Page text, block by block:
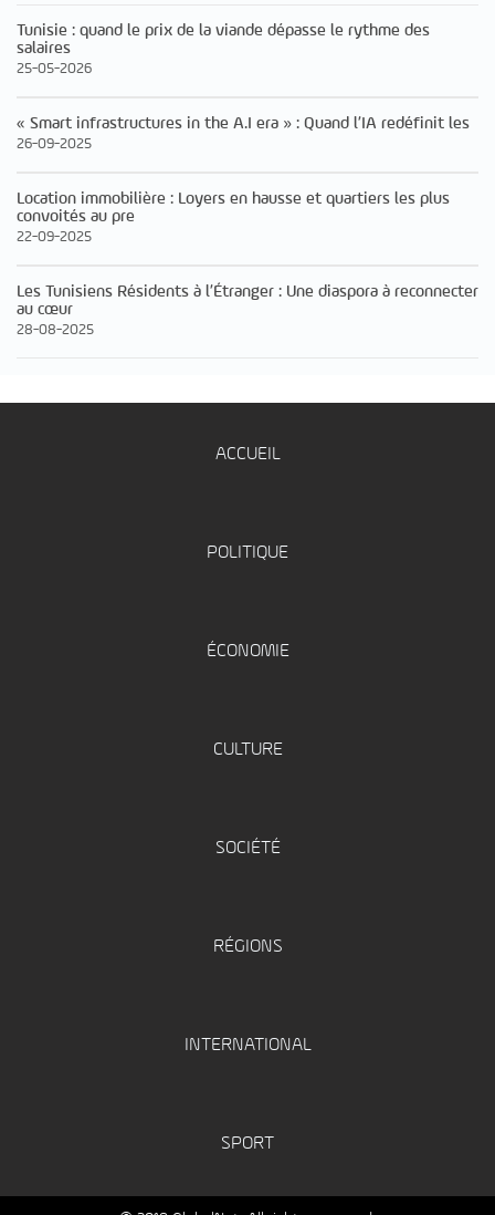
Tunisie : quand le prix de la viande dépasse le rythme des
salaires
25-05-2026
« Smart infrastructures in the A.I era » : Quand l’IA redéfinit les
26-09-2025
Location immobilière : Loyers en hausse et quartiers les plus
convoités au pre
22-09-2025
Les Tunisiens Résidents à l’Étranger : Une diaspora à reconnecter
au cœur
28-08-2025
ACCUEIL
POLITIQUE
ÉCONOMIE
CULTURE
SOCIÉTÉ
RÉGIONS
INTERNATIONAL
SPORT